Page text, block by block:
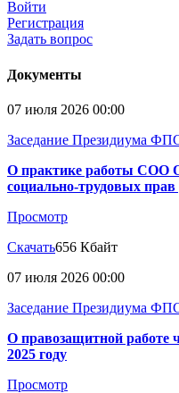
Войти
Регистрация
Задать вопрос
Документы
07 июля 2026 00:00
Заседание Президиума
О практике работы СОО
социально-трудовых
Просмотр
Скачать656 Кбайт
07 июля 2026 00:00
Заседание Президиума
О правозащитной работе
2025 году
Просмотр